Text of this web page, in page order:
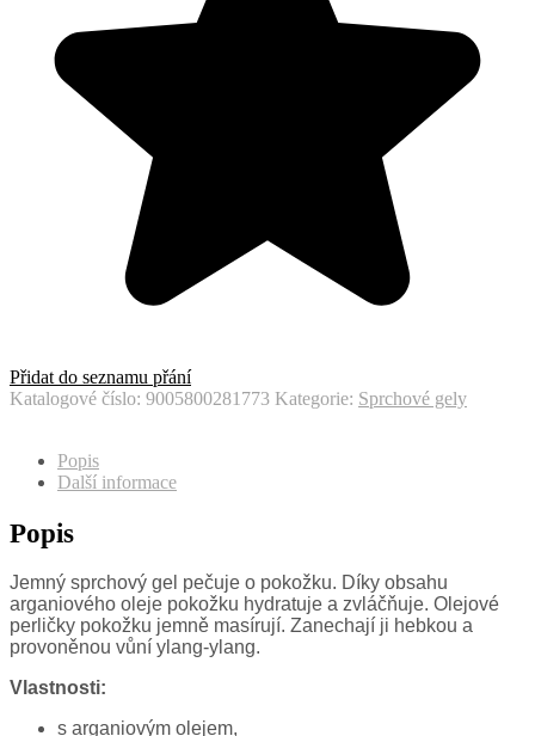
Přidat do seznamu přání
Katalogové číslo: 9005800281773 Kategorie: Sprchové gely
Popis
Další informace
Popis
Jemný sprchový gel pečuje o pokožku. Díky obsahu
arganiového oleje pokožku hydratuje a zvláčňuje. Olejové
perličky pokožku jemně masírují. Zanechají ji hebkou a
provoněnou vůní ylang-ylang.
Vlastnosti:
s arganiovým olejem,